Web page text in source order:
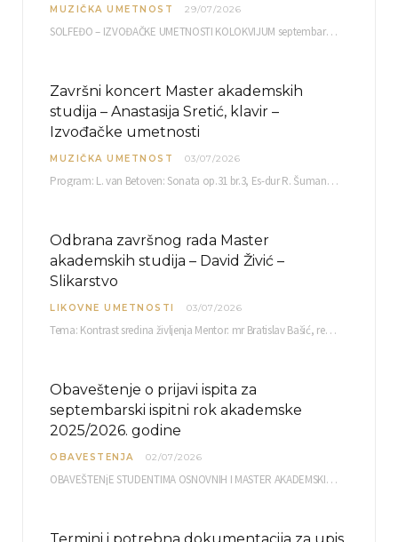
MUZIČKA UMETNOST 29/07/2026
SOLFEĐO – IZVOĐAČKE UMETNOSTI KOLOKVIJUM septembarski ispitni rok četvrtak, 03.09.2026. uč. br. 12 PISMENI…
Završni koncert Master akademskih
studija – Anastasija Sretić, klavir –
Izvođačke umetnosti
MUZIČKA UMETNOST 03/07/2026
Program: L. van Betoven: Sonata op.31 br.3, Es-dur R. Šuman: Bečki karneval op.26 K. Debisi:…
Odbrana završnog rada Master
akademskih studija – David Živić –
Slikarstvo
LIKOVNE UMETNOSTI 03/07/2026
Tema: Kontrast sredina življenja Mentor: mr Bratislav Bašić, redovni profesor Sreda, 08.07.2026. u…
Obaveštenje o prijavi ispita za
septembarski ispitni rok akademske
2025/2026. godine
OBAVESTENJA 02/07/2026
OBAVEŠTENjE STUDENTIMA OSNOVNIH I MASTER AKADEMSKIH STUDIJA ELEKTRONSKA PRIJAVA ISPITA za septembarski ispitni rok za…